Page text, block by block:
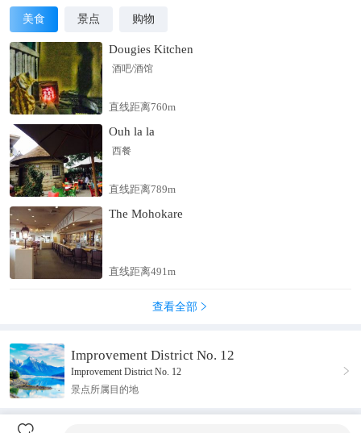
美食 景点 购物
Dougies Kitchen
酒吧/酒馆
直线距离760m
Ouh la la
西餐
直线距离789m
The Mohokare
直线距离491m
查看全部 
Improvement District No. 12
Improvement District No. 12
景点所属目的地
